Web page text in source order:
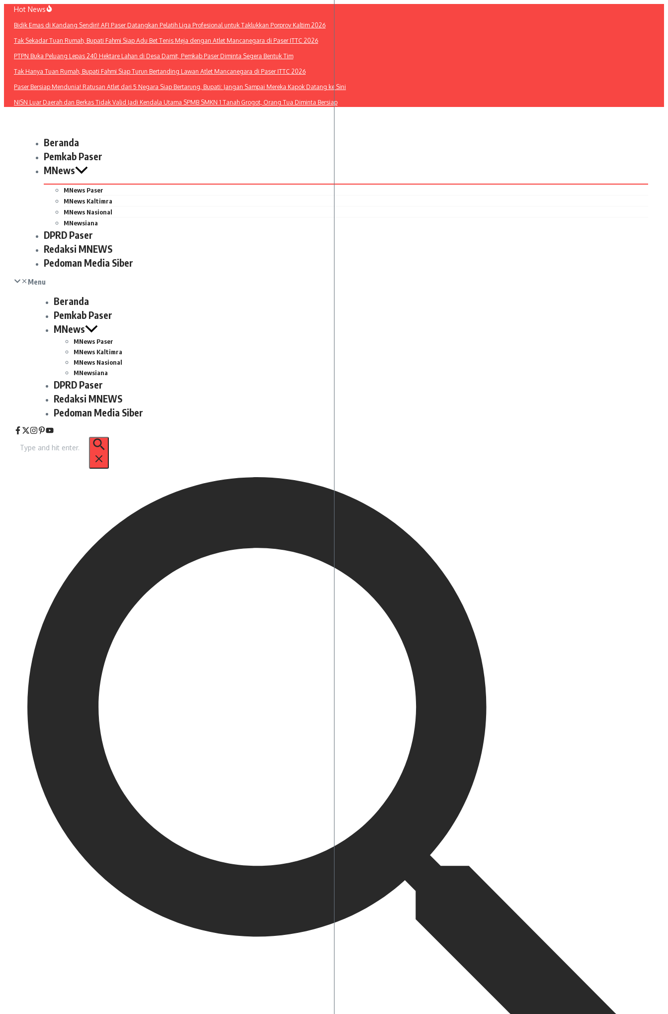
Lewati
konten
Hot News
Bidik Emas di Kandang Sendiri! AFI Paser Datangkan Pelatih Liga Profesional untuk Taklukkan Porprov Kaltim 2026
Tak Sekadar Tuan Rumah, Bupati Fahmi Siap Adu Bet Tenis Meja dengan Atlet Mancanegara di Paser ITTC 2026
PTPN Buka Peluang Lepas 240 Hektare Lahan di Desa Damit, Pemkab Paser Diminta Segera Bentuk Tim
Tak Hanya Tuan Rumah, Bupati Fahmi Siap Turun Bertanding Lawan Atlet Mancanegara di Paser ITTC 2026
Paser Bersiap Mendunia! Ratusan Atlet dari 5 Negara Siap Bertarung, Bupati: Jangan Sampai Mereka Kapok Datang ke Sini
NISN Luar Daerah dan Berkas Tidak Valid Jadi Kendala Utama SPMB SMKN 1 Tanah Grogot, Orang Tua Diminta Bersiap
Beranda
Pemkab Paser
MNews
MNews Paser
MNews Kaltimra
MNews Nasional
MNewsiana
DPRD Paser
Redaksi MNEWS
Pedoman Media Siber
Menu
Beranda
Pemkab Paser
MNews
MNews Paser
MNews Kaltimra
MNews Nasional
MNewsiana
DPRD Paser
Redaksi MNEWS
Pedoman Media Siber
untuk: